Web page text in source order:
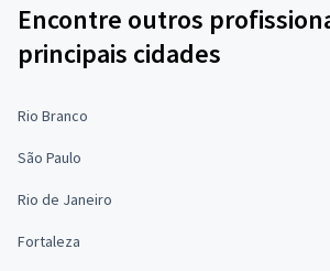
Encontre outros
principais cidades
Rio Branco
São Paulo
Rio de Janeiro
Fortaleza